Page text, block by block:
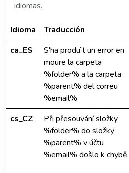
idiomas.
Idioma Traducción
ca_ES
S'ha produït un error en
moure la carpeta
%folder% a la carpeta
%parent% del correu
%email%
cs_CZ
Při přesouvání složky
%folder% do složky
%parent% v účtu
%email% došlo k chybě.